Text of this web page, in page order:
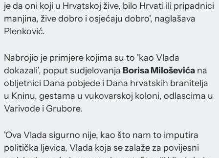
je da oni koji u Hrvatskoj žive, bilo Hrvati ili pripadnici
manjina, žive dobro i osjećaju dobro', naglašava
Plenković.
Nabrojio je primjere kojima su to 'kao Vlada
dokazali', poput sudjelovanja Borisa Miloševića na
obljetnici Dana pobjede i Dana hrvatskih branitelja
u Kninu, gestama u vukovarskoj koloni, odlascima u
Varivode i Grubore.
'Ova Vlada sigurno nije, kao što nam to imputira
politička ljevica, Vlada koja se zalaže za povijesni